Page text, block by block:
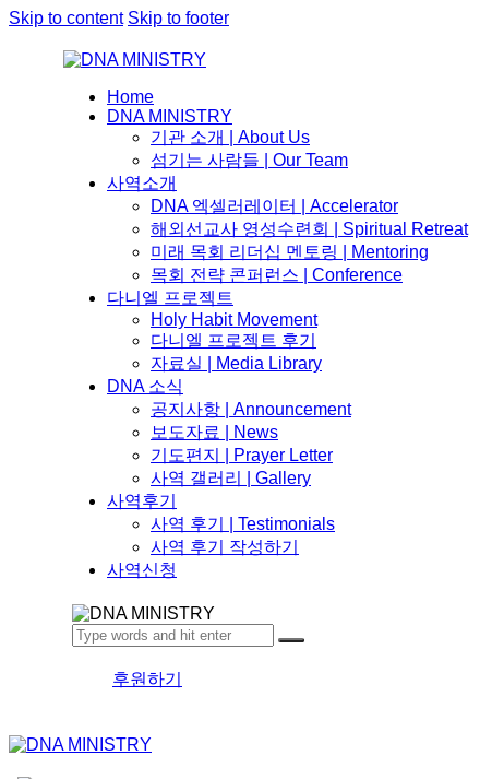
Skip to content Skip to footer
Home
DNA MINISTRY
기관 소개 | About Us
섬기는 사람들 | Our Team
사역소개
DNA 엑셀러레이터​ | Accelerator
해외선교사 영성수련회 | Spiritual Retreat
미래 목회 리더십 멘토링 | Mentoring
목회 전략 콘퍼런스 | Conference
다니엘 프로젝트
Holy Habit Movement
다니엘 프로젝트 후기
자료실 | Media Library
DNA 소식
공지사항 | Announcement
보도자료 | News
기도편지 | Prayer Letter
사역 갤러리 | Gallery
사역후기
사역 후기 | Testimonials
사역 후기 작성하기
사역신청
후원하기